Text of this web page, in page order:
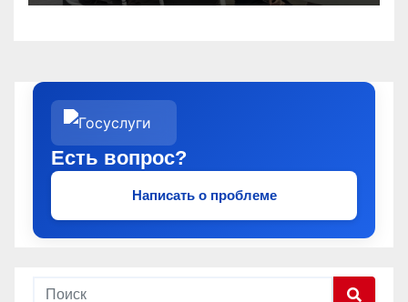
Есть вопрос?
Написать о проблеме